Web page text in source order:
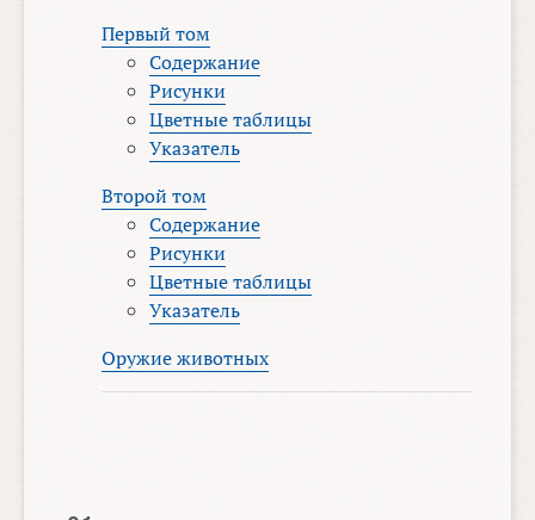
Первый том
Содержание
Рисунки
Цветные таблицы
Указатель
Второй том
Содержание
Рисунки
Цветные таблицы
Указатель
Оружие животных